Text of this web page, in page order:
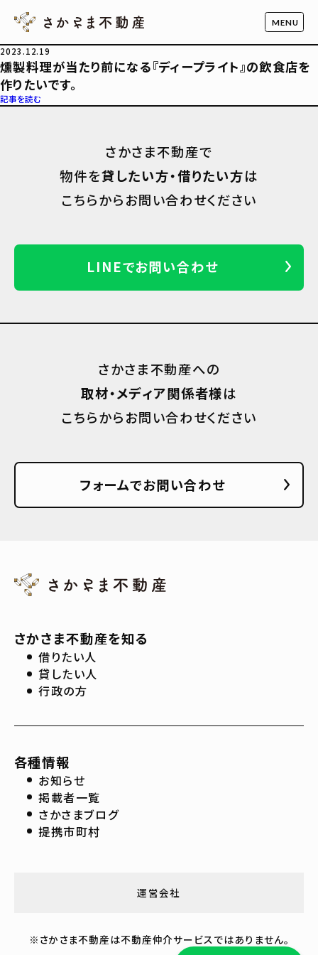
2023.12.19
燻製料理が当たり前になる『ディープライト』の飲食店を
作りたいです。
記事を読む
さかさま不動産で
物件を貸したい方・借りたい方は
こちらからお問い合わせください
LINEでお問い合わせ
さかさま不動産への
取材・メディア関係者様は
こちらからお問い合わせください
フォームでお問い合わせ
さかさま不動産を知る
借りたい人
貸したい人
行政の方
各種情報
お知らせ
掲載者一覧
さかさまブログ
提携市町村
運営会社
※さかさま不動産は不動産仲介サービスではありません。